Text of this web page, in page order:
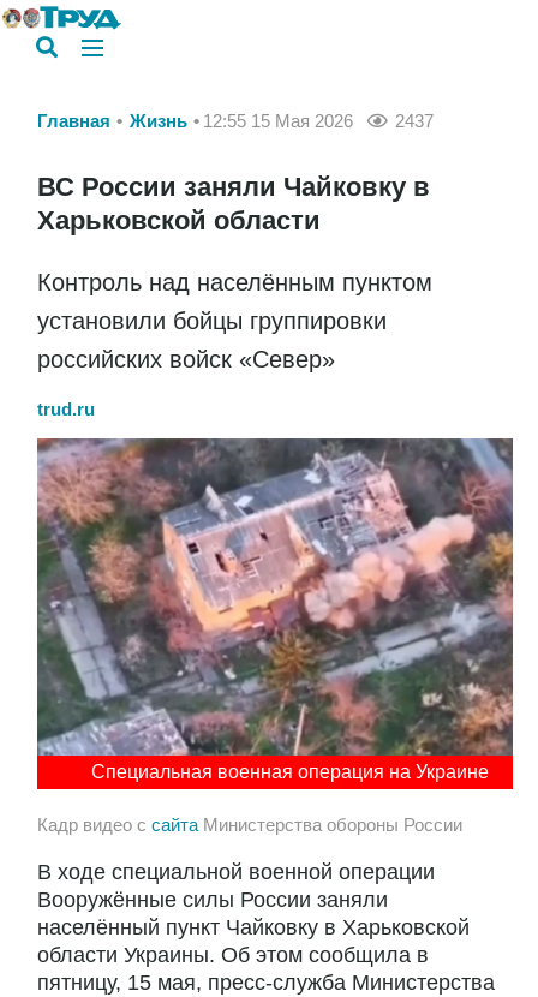
Главная Жизнь 12:55 15 Мая 2026 2437
ВС России заняли Чайковку в
Харьковской области
Контроль над населённым пунктом
установили бойцы группировки
российских войск «Север»
trud.ru
Специальная военная операция на Украине
Кадр видео с сайта Министерства обороны России
В ходе специальной военной операции
Вооружённые силы России заняли
населённый пункт Чайковку в Харьковской
области Украины. Об этом сообщила в
пятницу, 15 мая, пресс-служба Министерства